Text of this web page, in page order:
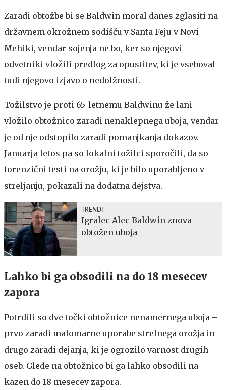
Zaradi obtožbe bi se Baldwin moral danes zglasiti na
državnem okrožnem sodišču v Santa Feju v Novi
Mehiki, vendar sojenja ne bo, ker so njegovi
odvetniki vložili predlog za opustitev, ki je vseboval
tudi njegovo izjavo o nedolžnosti.
Tožilstvo je proti 65-letnemu Baldwinu že lani
vložilo obtožnico zaradi nenaklepnega uboja, vendar
je od nje odstopilo zaradi pomanjkanja dokazov.
Januarja letos pa so lokalni tožilci sporočili, da so
forenzični testi na orožju, ki je bilo uporabljeno v
streljanju, pokazali na dodatna dejstva.
TRENDI
Igralec Alec Baldwin znova
obtožen uboja
Lahko bi ga obsodili na do 18 mesecev
zapora
Potrdili so dve točki obtožnice nenamernega uboja –
prvo zaradi malomarne uporabe strelnega orožja in
drugo zaradi dejanja, ki je ogrozilo varnost drugih
oseb. Glede na obtožnico bi ga lahko obsodili na
kazen do 18 mesecev zapora.